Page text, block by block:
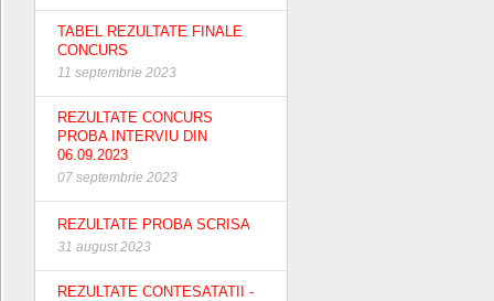
TABEL REZULTATE FINALE
CONCURS
11 septembrie 2023
REZULTATE CONCURS
PROBA INTERVIU DIN
06.09.2023
07 septembrie 2023
REZULTATE PROBA SCRISA
31 august 2023
REZULTATE CONTESATATII -